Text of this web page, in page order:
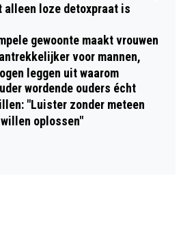
alleen loze detoxpraat is
gewoonte maakt vrouwen
voor mannen,
leggen uit waarom
wordende ouders écht
"Luister zonder meteen
oplossen"